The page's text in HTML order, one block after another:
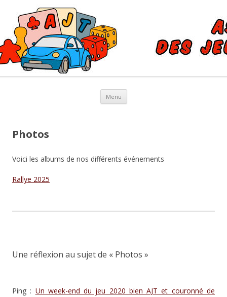
AJT – Association de Jeux
Touristiques et de Tables à
Buschwiller et Saint-Louis
Association des Jeux Touristiques et de tables
Menu Aller au contenu principal
Photos
Voici les albums de nos différents événements
Rallye 2025
Une réflexion au sujet de « Photos »
Ping : Un week-end du jeu 2020 bien AJT et couronné de